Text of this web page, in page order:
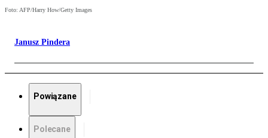
Foto: AFP/Harry How/Getty Images
Janusz Pindera
Powiązane
Polecane